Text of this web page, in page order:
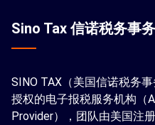
Sino Tax 信诺税务事
SINO TAX（美国信诺税务
授权的电子报税服务机构（
Provider），团队由美国注